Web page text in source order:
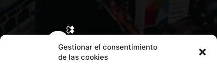
Gestionar el consentimiento
de las cookies